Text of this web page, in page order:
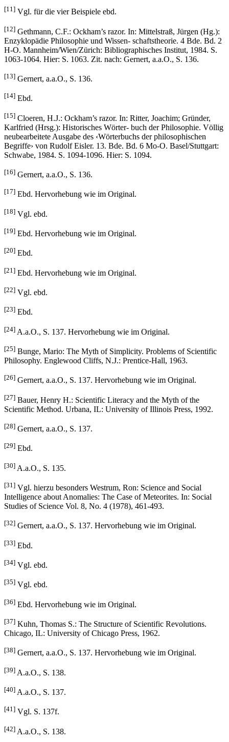
[11] Vgl. für die vier Beispiele ebd.
[12] Gethmann, C.F.: Ockham’s razor. In: Mittelstraß, Jürgen (Hg.):
Enzyklopädie Philosophie und Wissen- schaftstheorie. 4 Bde. Bd. 2
H-O. Mannheim/Wien/Zürich: Bibliographisches Institut, 1984. S.
1063-1064. Hier: S. 1063. Zit. nach: Gernert, a.a.O., S. 136.
[13] Gernert, a.a.O., S. 136.
[14] Ebd.
[15] Cloeren, H.J.: Ockham’s razor. In: Ritter, Joachim; Gründer,
Karlfried (Hrsg.): Historisches Wörter- buch der Philosophie. Völlig
neubearbeitete Ausgabe des ‹Wörterbuchs der philosophischen
Begriffe› von Rudolf Eisler. 13. Bde. Bd. 6 Mo-O. Basel/Stuttgart:
Schwabe, 1984. S. 1094-1096. Hier: S. 1094.
[16] Gernert, a.a.O., S. 136.
[17] Ebd. Hervorhebung wie im Original.
[18] Vgl. ebd.
[19] Ebd. Hervorhebung wie im Original.
[20] Ebd.
[21] Ebd. Hervorhebung wie im Original.
[22] Vgl. ebd.
[23] Ebd.
[24] A.a.O., S. 137. Hervorhebung wie im Original.
[25] Bunge, Mario: The Myth of Simplicity. Problems of Scientific
Philosophy. Englewood Cliffs, N.J.: Prentice-Hall, 1963.
[26] Gernert, a.a.O., S. 137. Hervorhebung wie im Original.
[27] Bauer, Henry H.: Scientific Literacy and the Myth of the
Scientific Method. Urbana, IL: University of Illinois Press, 1992.
[28] Gernert, a.a.O., S. 137.
[29] Ebd.
[30] A.a.O., S. 135.
[31] Vgl. hierzu besonders Westrum, Ron: Science and Social
Intelligence about Anomalies: The Case of Meteorites. In: Social
Studies of Science Vol. 8, No. 4 (1978), 461-493.
[32] Gernert, a.a.O., S. 137. Hervorhebung wie im Original.
[33] Ebd.
[34] Vgl. ebd.
[35] Vgl. ebd.
[36] Ebd. Hervorhebung wie im Original.
[37] Kuhn, Thomas S.: The Structure of Scientific Revolutions.
Chicago, IL: University of Chicago Press, 1962.
[38] Gernert, a.a.O., S. 137. Hervorhebung wie im Original.
[39] A.a.O., S. 138.
[40] A.a.O., S. 137.
[41] Vgl. S. 137f.
[42] A.a.O., S. 138.